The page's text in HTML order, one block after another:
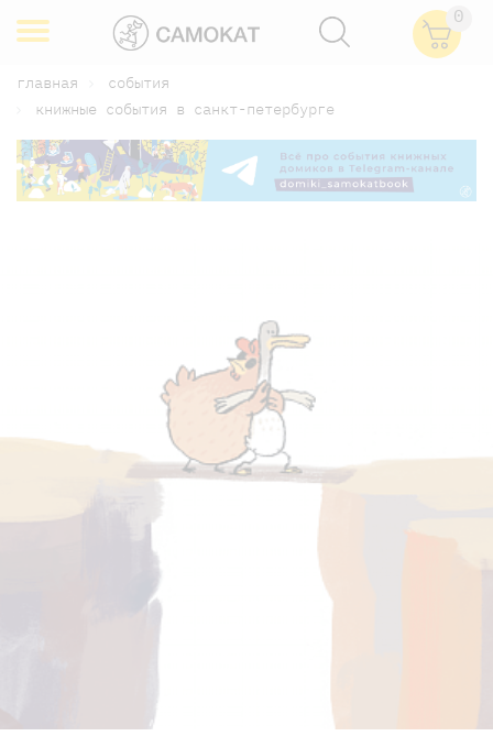
0
главная
события
книжные события в санкт-петербурге